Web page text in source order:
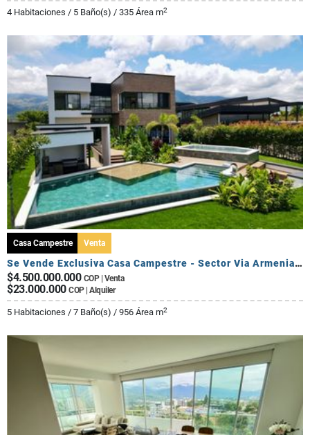
4 Habitaciones / 5 Baño(s) / 335 Área m2
Casa Campestre Venta
Se Vende Exclusiva Casa Campestre - Sector Via Armenia Calarca
$4.500.000.000 COP | Venta
$23.000.000 COP | Alquiler
5 Habitaciones / 7 Baño(s) / 956 Área m2